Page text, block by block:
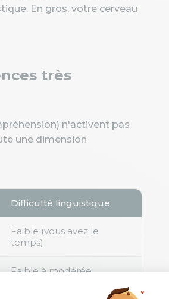
En gros, votre cerveau
très
n'activent pas
une dimension
Difficulté linguistique
Faible (vous avez le
temps)
Faible à modérée